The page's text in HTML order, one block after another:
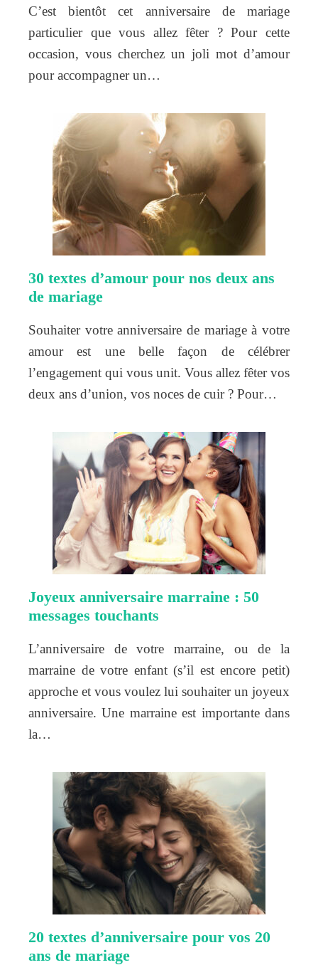
C’est bientôt cet anniversaire de mariage
particulier que vous allez fêter ? Pour cette
occasion, vous cherchez un joli mot d’amour
pour accompagner un…
30 textes d’amour pour nos deux ans
de mariage
Souhaiter votre anniversaire de mariage à votre
amour est une belle façon de célébrer
l’engagement qui vous unit. Vous allez fêter vos
deux ans d’union, vos noces de cuir ? Pour…
Joyeux anniversaire marraine : 50
messages touchants
L’anniversaire de votre marraine, ou de la
marraine de votre enfant (s’il est encore petit)
approche et vous voulez lui souhaiter un joyeux
anniversaire. Une marraine est importante dans
la…
20 textes d’anniversaire pour vos 20
ans de mariage